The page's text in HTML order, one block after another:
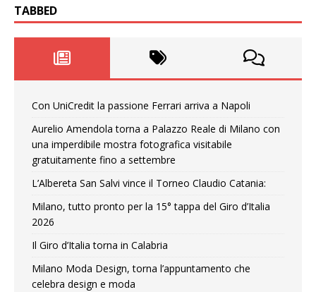
TABBED
Con UniCredit la passione Ferrari arriva a Napoli
Aurelio Amendola torna a Palazzo Reale di Milano con
una imperdibile mostra fotografica visitabile
gratuitamente fino a settembre
L’Albereta San Salvi vince il Torneo Claudio Catania:
Milano, tutto pronto per la 15° tappa del Giro d’Italia
2026
Il Giro d’Italia torna in Calabria
Milano Moda Design, torna l’appuntamento che
celebra design e moda